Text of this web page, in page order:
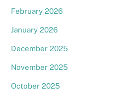
February 2026
January 2026
December 2025
November 2025
October 2025